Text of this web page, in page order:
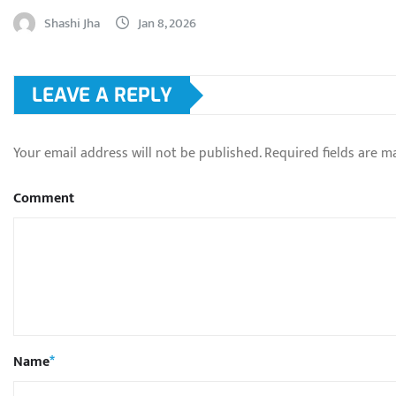
Shashi Jha Jan 8, 2026
LEAVE A REPLY
Your email address will not be published.Required fields are
Comment
Name*